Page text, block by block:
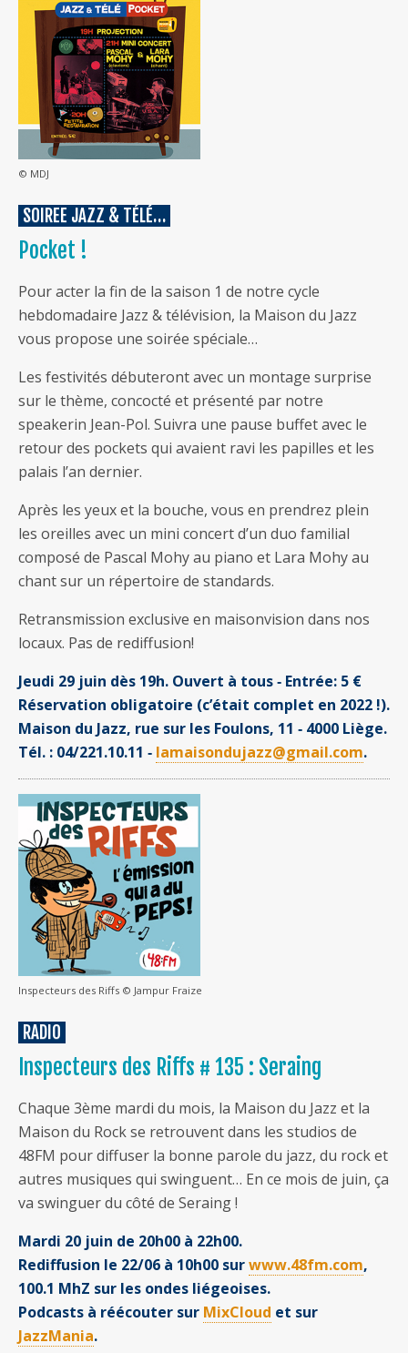
© MDJ
SOIREE JAZZ & TÉLÉ…
Pocket !
Pour acter la fin de la saison 1 de notre cycle
hebdomadaire Jazz & télévision, la Maison du Jazz
vous propose une soirée spéciale…
Les festivités débuteront avec un montage surprise
sur le thème, concocté et présenté par notre
speakerin Jean-Pol. Suivra une pause buffet avec le
retour des pockets qui avaient ravi les papilles et les
palais l’an dernier.
Après les yeux et la bouche, vous en prendrez plein
les oreilles avec un mini concert d’un duo familial
composé de Pascal Mohy au piano et Lara Mohy au
chant sur un répertoire de standards.
Retransmission exclusive en maisonvision dans nos
locaux. Pas de rediffusion!
Jeudi 29 juin dès 19h. Ouvert à tous ‐ Entrée: 5 €
Réservation obligatoire (c’était complet en 2022 !).
Maison du Jazz, rue sur les Foulons, 11 ‐ 4000 Liège.
Tél. : 04/221.10.11 ‐ lamaisondujazz@gmail.com.
Inspecteurs des Riffs © Jampur Fraize
RADIO
Inspecteurs des Riffs # 135 : Seraing
Chaque 3ème mardi du mois, la Maison du Jazz et la
Maison du Rock se retrouvent dans les studios de
48FM pour diffuser la bonne parole du jazz, du rock et
autres musiques qui swinguent… En ce mois de juin, ça
va swinguer du côté de Seraing !
Mardi 20 juin de 20h00 à 22h00.
Rediffusion le 22/06 à 10h00 surwww.48fm.com,
100.1 MhZ sur les ondes liégeoises.
Podcasts à réécouter sur MixCloud et sur
JazzMania.